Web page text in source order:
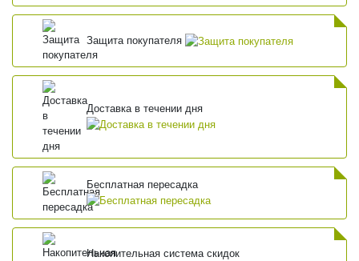
Защита покупателя
Доставка в течении дня
Бесплатная пересадка
Накопительная система скидок